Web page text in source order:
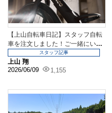
【上山自転車日記】スタッフ自転
車を注文しました！ご一緒にいか
上山 翔
2026/06/09
1,155
スタッフ記事